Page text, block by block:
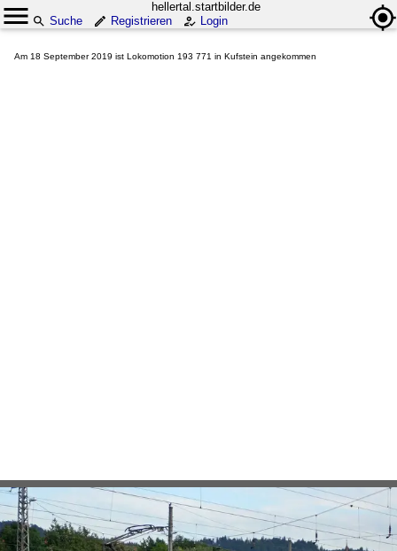
hellertal.startbilder.de
Suche
Registrieren Login
Am 18 September 2019 ist Lokomotion 193 771 in Kufstein angekommen